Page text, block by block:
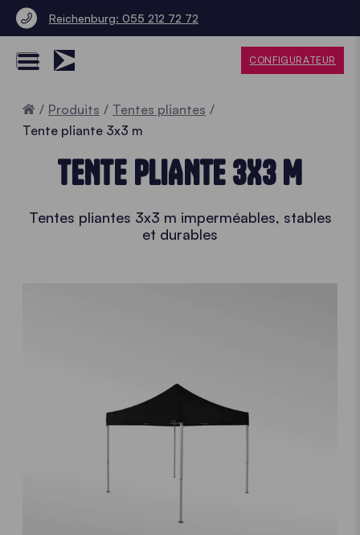
Reichenburg: 055 212 72 72
CONFIGURATEUR
Accueil
Produits
Tentes pliantes
Tente pliante 3x3 m
TENTE PLIANTE 3X3 M
Tentes pliantes 3x3 m imperméables, stables
et durables